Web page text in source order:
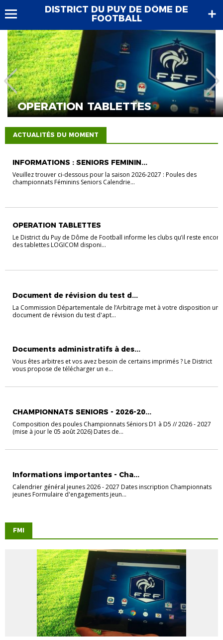
DISTRICT DU PUY DE DÔME DE
FOOTBALL
OPERATION TABLETTES
ACTUALITÉS DU MOMENT
INFORMATIONS : SENIORS FEMININ...
Veuillez trouver ci-dessous pour la saison 2026-2027 : Poules des
championnats Féminins Seniors Calendrie...
OPERATION TABLETTES
Le District du Puy de Dôme de Football informe les clubs qu’il reste encore
des tablettes LOGICOM disponi...
Document de révision du test d...
La Commission Départementale de l’Arbitrage met à votre disposition un
document de révision du test d'apt...
Documents administratifs à des...
Vous êtes arbitres et vos avez besoin de certains imprimés ? Le District
vous propose de télécharger un e...
CHAMPIONNATS SENIORS - 2026-20...
Composition des poules Championnats Séniors D1 à D5 // 2026 - 2027
(mise à jour le 05 août 2026) Dates de...
Informations importantes - Cha...
Calendrier général jeunes 2026 - 2027 Dates inscription Championnats
jeunes Formulaire d'engagements jeun...
FMI